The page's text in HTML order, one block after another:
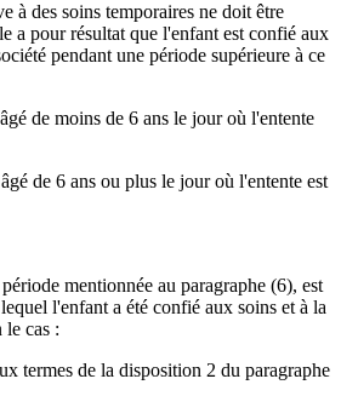
à des soins temporaires ne doit être
a pour résultat que l'enfant est confié aux
pendant une période supérieure à ce
de moins de 6 ans le jour où l'entente
de 6 ans ou plus le jour où l'entente est
mentionnée au paragraphe (6), est
l'enfant a été confié aux soins et à la
le cas :
termes de la disposition 2 du paragraphe